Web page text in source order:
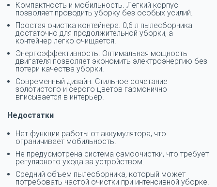
Компактность и мобильность. Легкий корпус
позволяет проводить уборку без особых усилий.
Простая очистка контейнера. 0,6 л пылесборника
достаточно для продолжительной уборки, а
контейнер легко очищается.
Энергоэффективность. Оптимальная мощность
двигателя позволяет экономить электроэнергию без
потери качества уборки.
Современный дизайн. Стильное сочетание
золотистого и серого цветов гармонично
вписывается в интерьер.
Недостатки
Нет функции работы от аккумулятора, что
ограничивает мобильность.
Не предусмотрена система самоочистки, что требует
регулярного ухода за устройством.
Средний объем пылесборника, который может
потребовать частой очистки при интенсивной уборке.